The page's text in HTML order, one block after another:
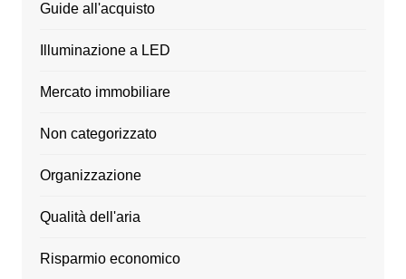
Guide all'acquisto
Illuminazione a LED
Mercato immobiliare
Non categorizzato
Organizzazione
Qualità dell'aria
Risparmio economico